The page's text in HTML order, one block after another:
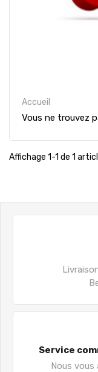
Accueil
Vous ne trouvez
Affichage 1-1 de 1
Service
Nous